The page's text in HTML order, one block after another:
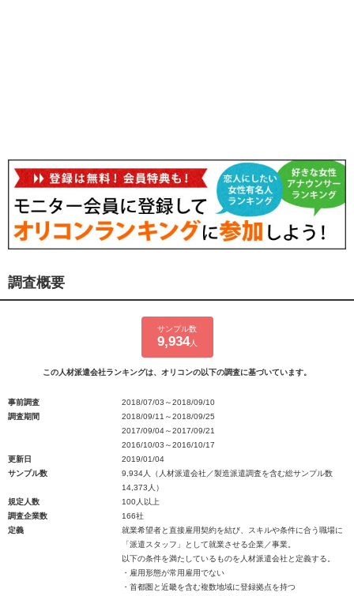
調査概要
サンプル数
9,934人
この人材派遣会社ランキングは、オリコンの以下の調査に基づいています。
事前調査
2018/07/03～2018/09/10
調査期間
2018/09/11～2018/09/25
2017/09/04～2017/09/21
2016/10/03～2016/10/17
更新日
2019/01/04
サンプル数
9,934人（人材派遣会社／製造派遣調査を含む総サンプル数
14,373人）
規定人数
100人以上
調査企業数
166社
定義
就業希望者と直接雇用契約を結び、スキルや条件に合う職場に
「派遣スタッフ」として就業させる企業／事業。
以下の条件を満たしているものを人材派遣会社と定義する。
・雇用形態が常用雇用でない
・首都圏と近畿を含む複数地域に登録拠点を持つ